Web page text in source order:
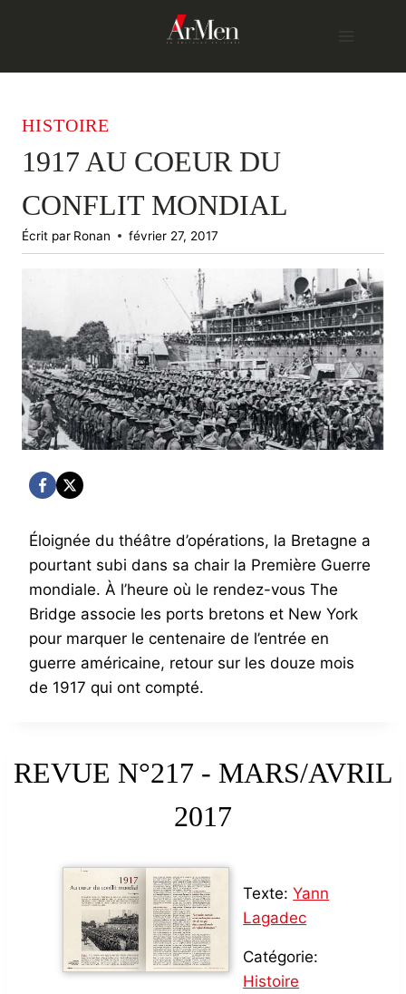
HISTOIRE
1917 AU COEUR DU
CONFLIT MONDIAL
Écrit par Ronan février 27, 2017
Éloignée du théâtre d’opérations, la Bretagne a
pourtant subi dans sa chair la Première Guerre
mondiale. À l’heure où le rendez-vous The
Bridge associe les ports bretons et New York
pour marquer le centenaire de l’entrée en
guerre américaine, retour sur les douze mois
de 1917 qui ont compté.
REVUE N°217 - MARS/AVRIL
2017
Texte: Yann
Lagadec
Catégorie:
Histoire